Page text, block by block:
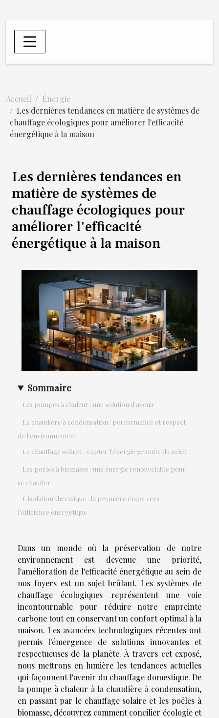
Accueil
Énergie
Les dernières tendances en matière de systèmes de
chauffage écologiques pour améliorer l'efficacité
énergétique à la maison
Les dernières tendances en
matière de systèmes de
chauffage écologiques pour
améliorer l'efficacité
énergétique à la maison
Sommaire
Les pompes à chaleur : une solution d'avenir
La chaudière à condensation : performance et respect
de l'environnement
Le chauffage solaire : capter l'énergie gratuite du soleil
Les poêles à biomasse : une énergie renouvelable pour
se chauffer
L'isolation thermique : la première étape vers
l'efficience énergétique
Dans un monde où la préservation de notre
environnement est devenue une priorité,
l'amélioration de l'efficacité énergétique au sein de
nos foyers est un sujet brûlant. Les systèmes de
chauffage écologiques représentent une voie
incontournable pour réduire notre empreinte
carbone tout en conservant un confort optimal à la
maison. Les avancées technologiques récentes ont
permis l'émergence de solutions innovantes et
respectueuses de la planète. À travers cet exposé,
nous mettrons en lumière les tendances actuelles
qui façonnent l'avenir du chauffage domestique. De
la pompe à chaleur à la chaudière à condensation,
en passant par le chauffage solaire et les poêles à
biomasse, découvrez comment concilier écologie et